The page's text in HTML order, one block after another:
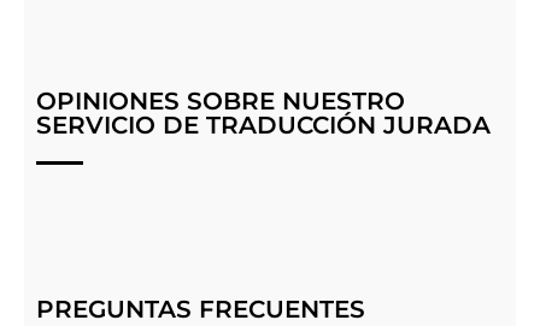
OPINIONES SOBRE NUESTRO
SERVICIO DE TRADUCCIÓN JURADA
PREGUNTAS FRECUENTES